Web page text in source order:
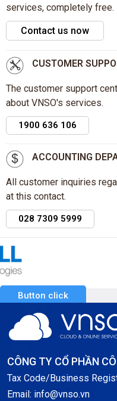
services, completely free.
Contact us now
CUSTOMER
The customer support
about VNSO's services.
1900 636 106
ACCOUNTING
All customer inquiries
at this contact.
028 7309 5999
Button click
CÔNG TY CỔ PHẦN
Tax Code/Business
Email: info@vnso.vn